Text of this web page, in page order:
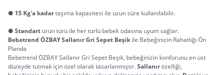
● 15 Kg'a kadartaşıma kapasitesi ile uzun süre kullanılabilir.
● Standart ürün türü ile her türlü bebek odasına uyum sağlar.
Bebetrend ÖZBAY Sallanır Gri Sepet Beşik ile Bebeğinizin Rahatlığı Ön
Planda
Bebetrend ÖZBAY Sallanır Gri Sepet Beşik, bebeğinizin konforunu en üst
düzeyde tutmak için özel olarak tasarlanmıştır.Sallanırözelliği,